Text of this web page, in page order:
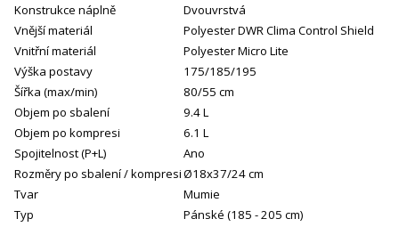
Konstrukce náplně
Dvouvrstvá
Vnější materiál
Polyester DWR Clima Control Shield
Vnitřní materiál
Polyester Micro Lite
Výška postavy
175/185/195
Šířka (max/min)
80/55 cm
Objem po sbalení
9.4 L
Objem po kompresi
6.1 L
Spojitelnost (P+L)
Ano
Rozměry po sbalení / kompresiØ18x37/24 cm
Tvar
Mumie
Typ
Pánské (185 - 205 cm)